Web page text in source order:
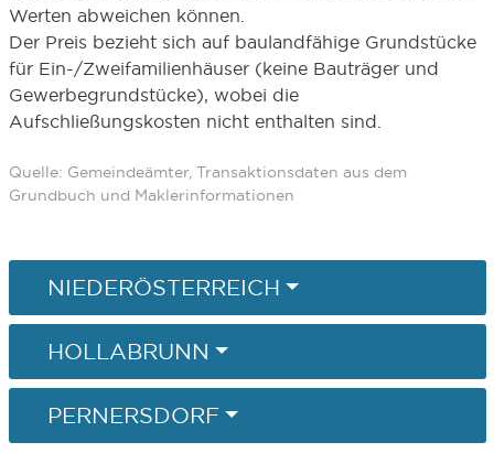
Werten abweichen können.
Der Preis bezieht sich auf baulandfähige Grundstücke
für Ein-/Zweifamilienhäuser (keine Bauträger und
Gewerbegrundstücke), wobei die
Aufschließungskosten nicht enthalten sind.
Quelle: Gemeindeämter, Transaktionsdaten aus dem
Grundbuch und Maklerinformationen
NIEDERÖSTERREICH
HOLLABRUNN
PERNERSDORF